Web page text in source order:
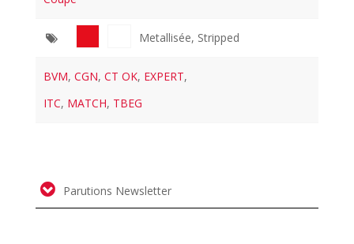
Metallisée, Stripped
BVM,CGN,CT OK, EXPERT,
ITC, MATCH, TBEG
Parutions Newsletter